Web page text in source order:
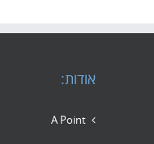
אודות:
A Point